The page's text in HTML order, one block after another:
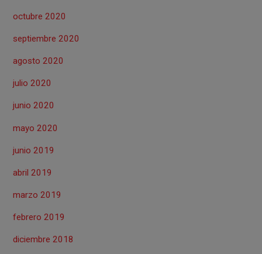
octubre 2020
septiembre 2020
agosto 2020
julio 2020
junio 2020
mayo 2020
junio 2019
abril 2019
marzo 2019
febrero 2019
diciembre 2018